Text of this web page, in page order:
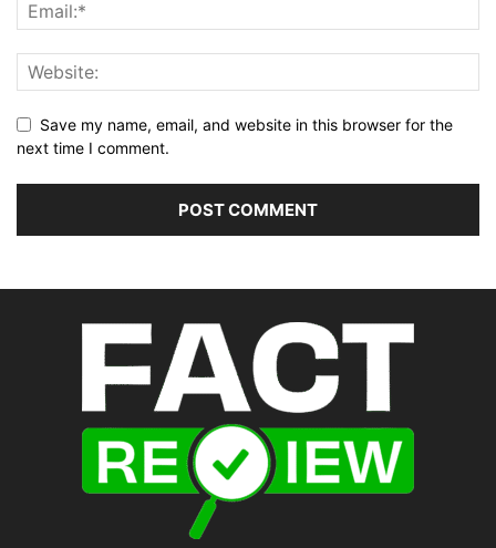
Save my name, email, and website in this browser for the
next time I comment.